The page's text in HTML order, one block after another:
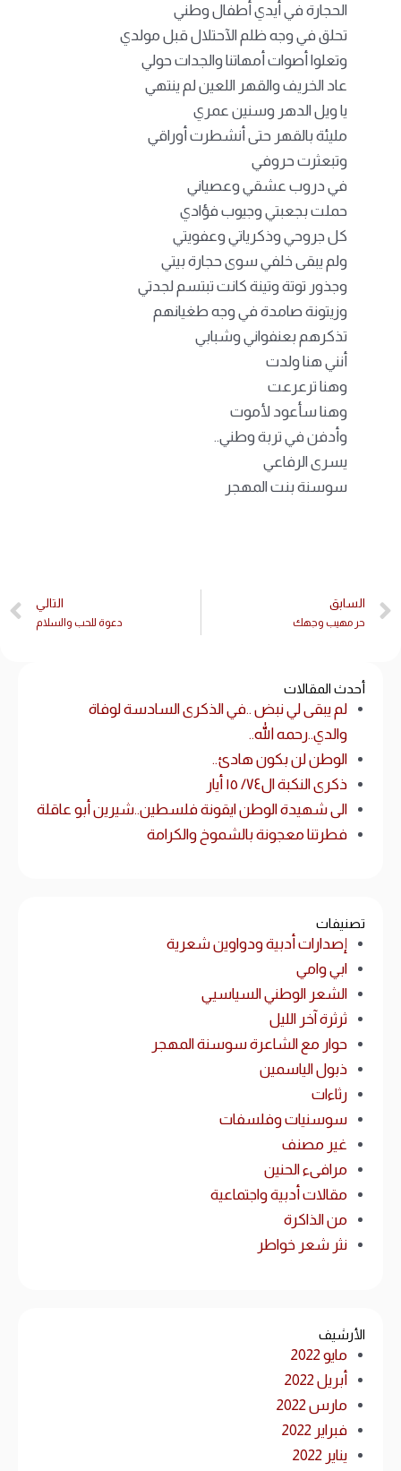
أحدث المقالات
لم يبقى لي نبض ..في الذكرى السادسة لوفاة
والدي..رحمه الله..
الوطن لن بكون هادئ..
ذكرى النكبة ال٧٤/ ١٥ أيار
الى شهيدة الوطن ايقونة فلسطين..شيرين أبو عاقلة
فطرتنا معجونة بالشموخ والكرامة
تصنيفات
إصدارات أدبية ودواوين شعرية
ابي وامي
الشعر الوطني السياسيي
ثرثرة آخر الليل
حوار مع الشاعرة سوسنة المهجر
ذبول الياسمين
رثاءات
سوسنيات وفلسفات
غير مصنف
مرافىء الحنين
مقالات أدبية واجتماعية
من الذاكرة
نثر شعر خواطر
الأرشيف
مايو 2022
أبريل 2022
مارس 2022
فبراير 2022
يناير 2022
الحجارة في أيدي أطفال وطني
تحلق في وجه ظلم الآحتلال قبل مولدي
وتعلوا أصوات أمهاتنا والجدات حولي
عاد الخريف والقهر اللعين لم ينتهي
يا ويل الدهر وسنين عمري
مليئة بالقهر حتى أنشطرت أوراقي
وتبعثرت حروفي
في دروب عشقي وعصياني
حملت بجعبتي وجيوب فؤادي
كل جروحي وذكرياتي وعفويتي
ولم يبقى خلفي سوى حجارة بيتي
وجذور توتة وتينة كانت تبتسم لجدتي
وزيتونة صامدة في وجه طغيانهم
تذكرهم بعنفواني وشبابي
أنني هنا ولدت
وهنا ترعرعت
وهنا سأعود لأموت
وأدفن في تربة وطني..
يسرى الرفاعي
سوسنة بنت المهجر
السابق
حر مهيب وجهك
التالي
دعوة للحب والسلام